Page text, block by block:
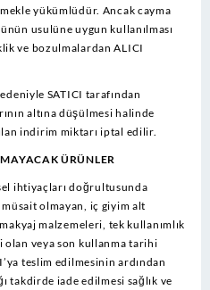
yükümlüdür. Ancak cayma
usulüne uygun kullanılması
ve bozulmalardan ALICI
SATICI tarafından
altına düşülmesi halinde
indirim miktarı iptal edilir.
ÜRÜNLER
ihtiyaçları doğrultusunda
olmayan, iç giyim alt
malzemeleri, tek kullanımlık
veya son kullanma tarihi
teslim edilmesinin ardından
takdirde iade edilmesi sağlık ve